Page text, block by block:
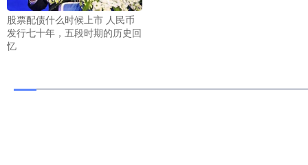
股票配债什么时候上市 人民币
发行七十年，五段时期的历史回
忆